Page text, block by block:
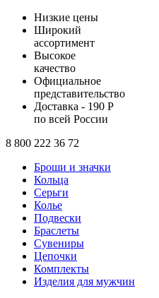
Низкие цены
Широкий
ассортимент
Высокое
качество
Официальное
представительство
Доставка - 190 Р
по всей России
8 800 222 36 72
Броши и значки
Кольца
Серьги
Колье
Подвески
Браслеты
Сувениры
Цепочки
Комплекты
Изделия для мужчин